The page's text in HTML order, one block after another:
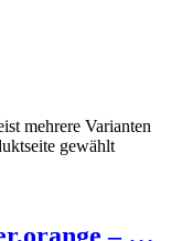
mehrere Varianten
gewählt
– …